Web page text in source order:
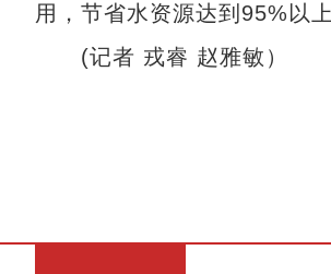
用，节省水资源达到95%以
(记者 戎睿 赵雅敏）